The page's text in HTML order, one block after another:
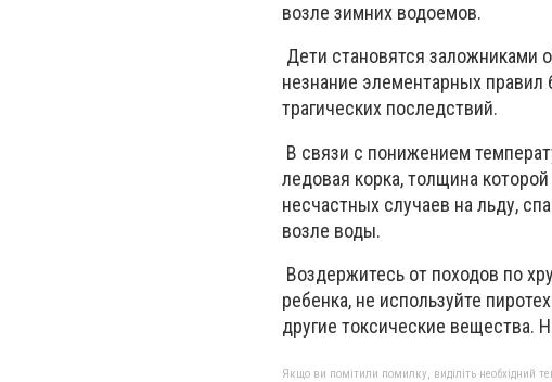
возле зимних водоемов.
Дети становятся заложниками
незнание элементарных правил
трагических последствий.
В связи с понижением
ледовая корка, толщина
несчастных случаев на льду,
возле воды.
Воздержитесь от походов по
ребенка, не используйте
другие токсические вещества.
Якщо ви помітили помилку, виділіть необхідний